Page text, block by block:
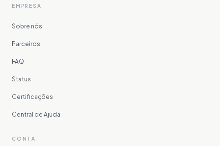
EMPRESA
Sobre nós
Parceiros
FAQ
Status
Certificações
Central de Ajuda
CONTA